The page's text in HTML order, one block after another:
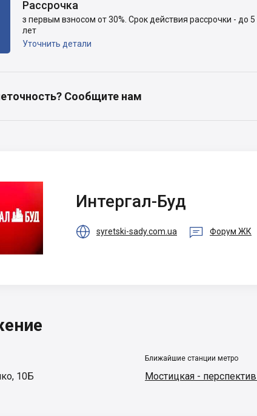
Рассрочка
з первым взносом от 30%. Срок действия рассрочки - до 5
лет
Уточнить детали
Сообщите нам
Интергал-Буд
 syretski-sady.com.ua  Форум ЖК
10Б
Ближайшие станции метро
Мостицкая -